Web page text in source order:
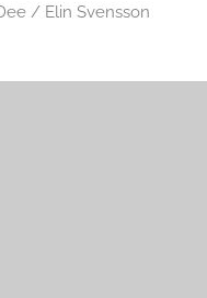
/ Elin Svensson